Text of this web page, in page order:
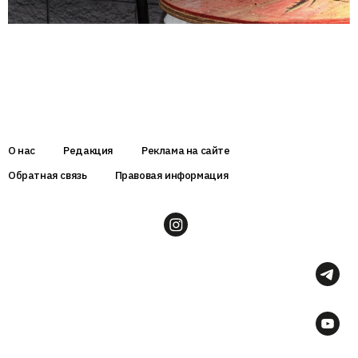
О нас Редакция
Реклама на сайте
Обратная связь
Правовая информация